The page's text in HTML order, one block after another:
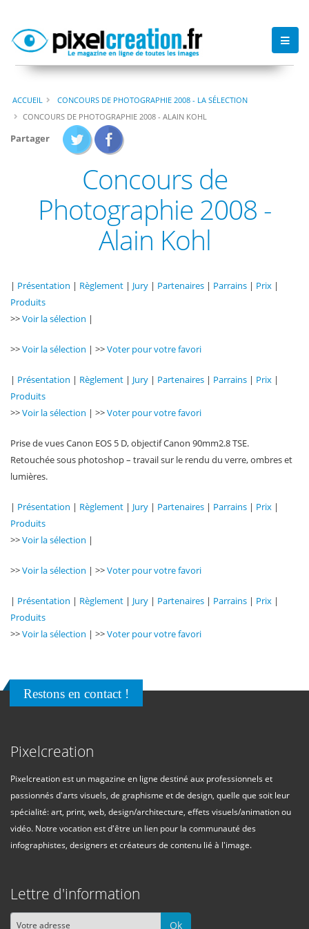
ACCUEIL
CONCOURS DE PHOTOGRAPHIE 2008 - LA SÉLECTION
CONCOURS DE PHOTOGRAPHIE 2008 - ALAIN KOHL
Partager
Concours de
Photographie 2008 -
Alain Kohl
| Présentation | Règlement | Jury | Partenaires | Parrains | Prix |
Produits
>>Voir la sélection |
>>Voir la sélection | >>Voter pour votre favori
| Présentation | Règlement | Jury | Partenaires | Parrains | Prix |
Produits
>>Voir la sélection | >>Voter pour votre favori
Prise de vues Canon EOS 5 D, objectif Canon 90mm2.8 TSE.
Retouchée sous photoshop – travail sur le rendu du verre, ombres et
lumières.
| Présentation | Règlement | Jury | Partenaires | Parrains | Prix |
Produits
>>Voir la sélection |
>>Voir la sélection | >>Voter pour votre favori
| Présentation | Règlement | Jury | Partenaires | Parrains | Prix |
Produits
>>Voir la sélection | >>Voter pour votre favori
Restons en contact !
Pixelcreation
Pixelcreation est un magazine en ligne destiné aux professionnels et
passionnés d'arts visuels, de graphisme et de design, quelle que soit leur
spécialité: art, print, web, design/architecture, effets visuels/animation ou
vidéo. Notre vocation est d'être un lien pour la communauté des
infographistes, designers et créateurs de contenu lié à l'image.
Lettre d'information
Ok